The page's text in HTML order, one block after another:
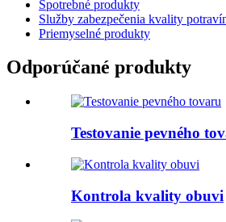
Spotrebné produkty
Služby zabezpečenia kvality
Priemyselné produkty
Odporúčané produkty
Testovanie pevného
Kontrola kvality obuvi